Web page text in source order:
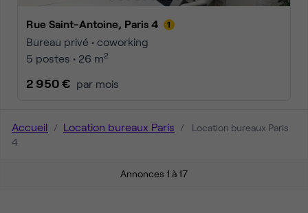
Rue Saint-Antoine, Paris 4
Bureau privé • coworking
5 postes • 26 m2
2 950 € par mois
Accueil Location bureaux Paris
Location bureaux Paris
4
Annonces 1 à 17